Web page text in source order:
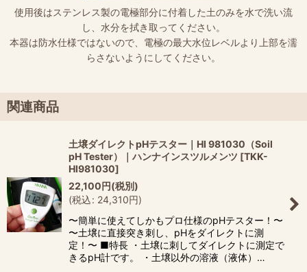
使用後はステンレス製の電極部分に付着した土のみを水で洗い流
し、水分を拭き取ってください。
本器は防水仕様ではないので、電極の最大水位レベルより上部を濡
らさないようにしてください。
関連商品
土壌ダイレクトpHテスター｜HI 981030（Soil
pH Tester）｜ハンナインスツルメンツ [TKK-
HI981030]
22,100 円(税別)
(税込: 24,310円)
〜簡単に使えてしかもプロ仕様のpHテスター！〜
〜土壌に直接突き刺し、pHをダイレクトに測
定！〜 ■特長 ・土壌に刺してダイレクトに測定で
きるpH計です。 ・土壌以外の溶液（液体）…